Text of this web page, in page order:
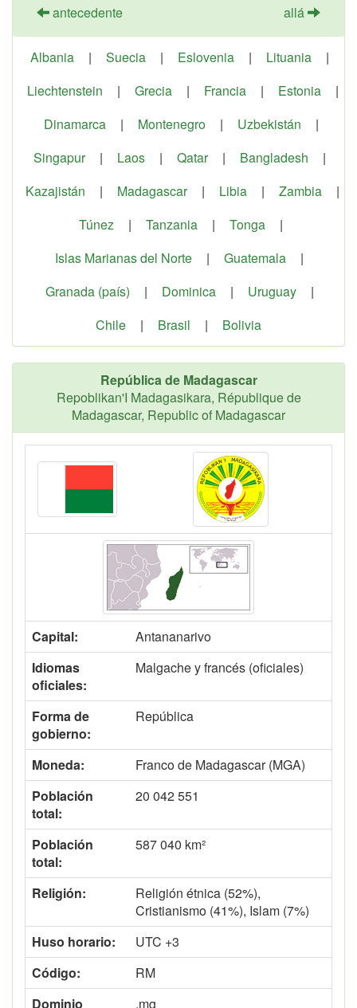
antecedente allá
Albania | Suecia | Eslovenia | Lituania
|
Liechtenstein
| Grecia | Francia | Estonia
|
Dinamarca
| Montenegro | Uzbekistán
|
Singapur
| Laos | Qatar | Bangladesh
|
Kazajistán
| Madagascar | Libia | Zambia
|
Túnez
| Tanzania | Tonga
|
Islas Marianas del Norte
| Guatemala
|
Granada (país)
| Dominica | Uruguay
|
Chile
| Brasil | Bolivia
República de Madagascar
Repoblikan'I Madagasikara, République de
Madagascar, Republic of Madagascar
Capital:
Antananarivo
Idiomas
oficiales:
Malgache y francés (oficiales)
Forma de
gobierno:
República
Moneda:
Franco de Madagascar (MGA)
Población
total:
20 042 551
Población
total:
587 040 km²
Religión:
Religión étnica (52%),
Cristianismo (41%), Islam (7%)
Huso horario:
UTC +3
Código:
RM
Dominio
.mg